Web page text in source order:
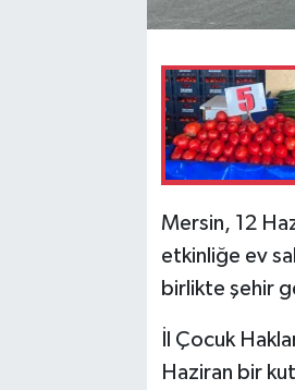
Mersin, 12
etkinliğe ev
birlikte şehir
İl Çocuk
Haziran bir